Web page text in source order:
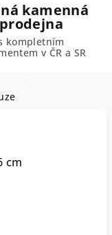
kamenná
prodejna
kompletním
v ČR a SR
cm